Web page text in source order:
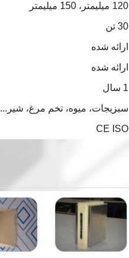
120 میلیمتر، 150 میلیمتر
30 تن
ارائه شده
ارائه شده
1 سال
سبزيجات، ميوه، تخم مرغ، شير...
CE ISO